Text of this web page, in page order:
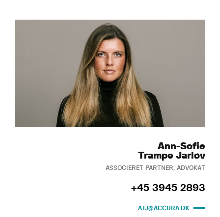
Ann-Sofie
Trampe Jarløv
ASSOCIERET PARTNER, ADVOKAT
+45 3945 2893
ATJ@ACCURA.DK